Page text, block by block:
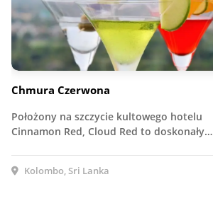
Chmura Czerwona
Położony na szczycie kultowego hotelu
Cinnamon Red, Cloud Red to doskonały…
Kolombo, Sri Lanka